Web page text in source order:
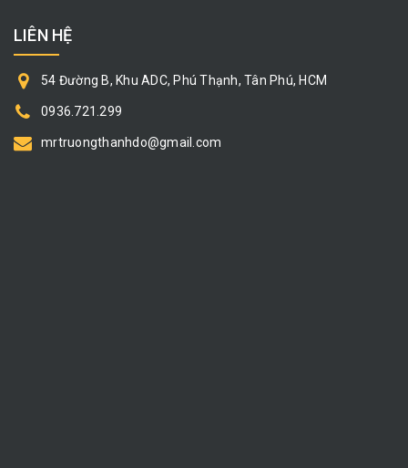
LIÊN HỆ
54 Đường B, Khu ADC, Phú Thạnh, Tân Phú, HCM
0936.721.299
mrtruongthanhdo@gmail.com